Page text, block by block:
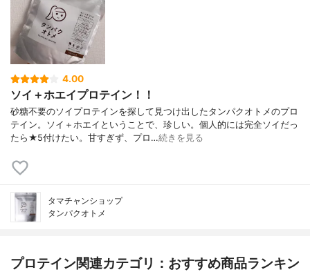
4.00
ソイ＋ホエイプロテイン！！
砂糖不要のソイプロテインを探して見つけ出したタンパクオトメのプロ
テイン。ソイ＋ホエイということで、珍しい。個人的には完全ソイだっ
たら★5付けたい。甘すぎず、プロ…続きを見る
タマチャンショップ
タンパクオトメ
プロテイン関連カテゴリ：おすすめ商品ランキン